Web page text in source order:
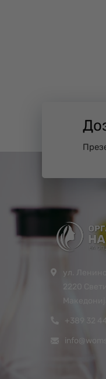
ул.
2220
Македонија
+389 32